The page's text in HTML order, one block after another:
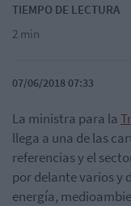
TIEMPO DE LECTURA
2 min
07/06/2018 07:33
La ministra para la
llega a una de las
referencias y el
por delante varios y
energía,